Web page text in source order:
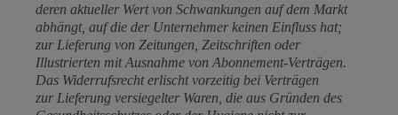
deren aktueller Wert von Schwankungen auf dem Markt
abhängt, auf die der Unternehmer keinen Einfluss hat;
zur Lieferung von Zeitungen, Zeitschriften oder
Illustrierten mit Ausnahme von Abonnement-Verträgen.
Das Widerrufsrecht erlischt vorzeitig bei Verträgen
zur Lieferung versiegelter Waren, die aus Gründen des